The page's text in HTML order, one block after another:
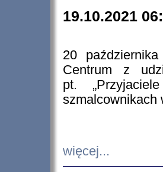
19.10.2021
20
Centrum z
pt.
szmalcownikach
więcej...